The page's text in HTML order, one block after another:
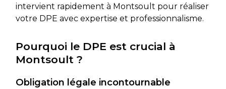
intervient rapidement à Montsoult pour réaliser
votre DPE avec expertise et professionnalisme.
Pourquoi le DPE est crucial à
Montsoult ?
Obligation légale incontournable